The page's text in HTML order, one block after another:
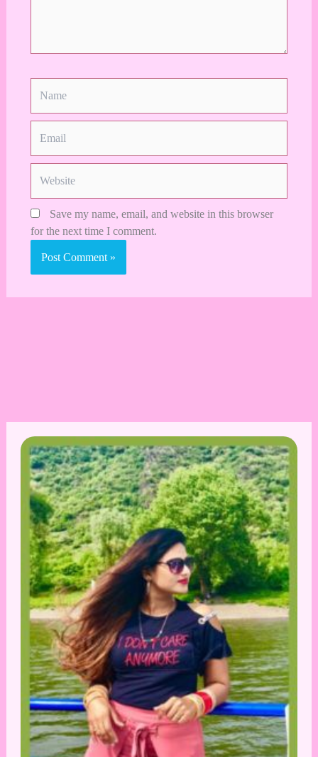
Save my name, email, and website in this browser
for the next time I comment.